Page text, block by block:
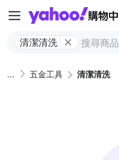
清潔清洗
五金工具 清潔清洗